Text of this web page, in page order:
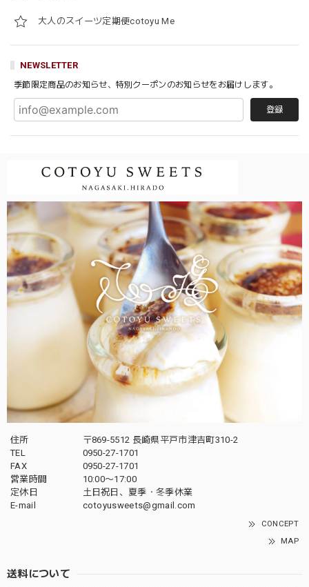
大人のスイーツ定期便cotoyu Me
NEWSLETTER
季節限定商品のお知らせ、特別クーポンのお知らせをお届けします。
登録
住所
〒869-5512 長崎県平戸市津吉町310-2
TEL
0950-27-1701
FAX
0950-27-1701
営業時間
10:00〜17:00
定休日
土日祝日、夏季・冬季休業
E-mail
cotoyusweets@gmail.com
CONCEPT
MAP
送料について